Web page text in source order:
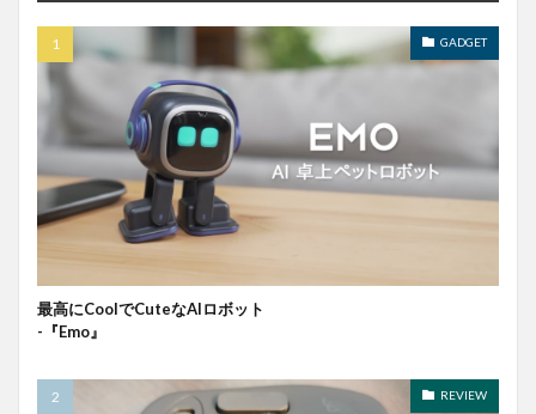
GADGET
最高にCoolでCuteなAIロボット
-『Emo』
REVIEW